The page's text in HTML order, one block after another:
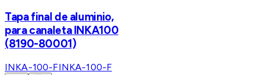
Tapa final de aluminio,
para canaleta INKA100
(8190-80001)
INKA-100-FINKA-100-F